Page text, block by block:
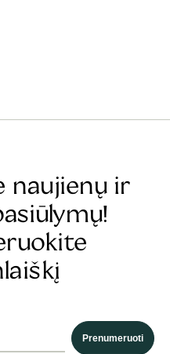
naujienų ir
Prenumeruoti